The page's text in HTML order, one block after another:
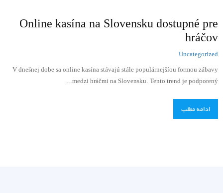
Online kasína na Slovensku dostupné pre
hráčov
Uncategorized
V dnešnej dobe sa online kasína stávajú stále populárnejšíou formou zábavy
medzi hráčmi na Slovensku. Tento trend je podporený...
ادامه مطلب